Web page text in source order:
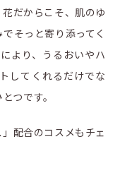
だからこそ、肌のゆ
そっと寄り添ってく
より、うるおいやハ
してくれるだけでな
つです。
配合のコスメもチェ